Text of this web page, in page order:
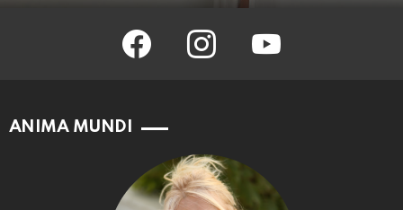
facebook instagram youtube
ANIMA MUNDI